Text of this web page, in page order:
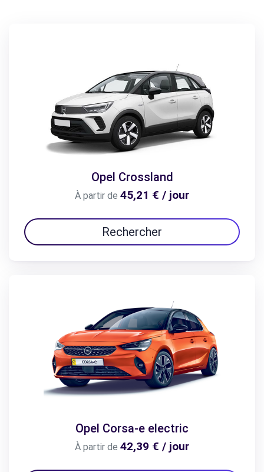
Opel Crossland
À partir de 45,21 € / jour
Rechercher
Opel Corsa-e electric
À partir de 42,39 € / jour